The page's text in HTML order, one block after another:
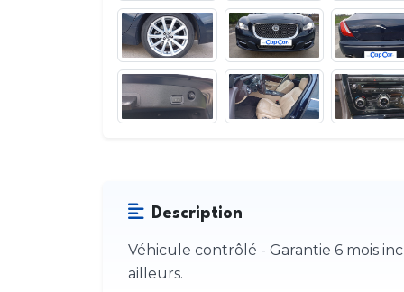
Description
Véhicule contrôlé - Garantie 6 mois
ailleurs.